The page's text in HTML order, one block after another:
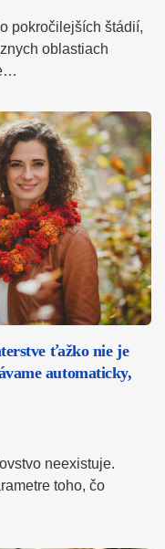
pokročilejších štádií,
oblastiach
ťažko nie je
automaticky,
neexistuje.
toho, čo